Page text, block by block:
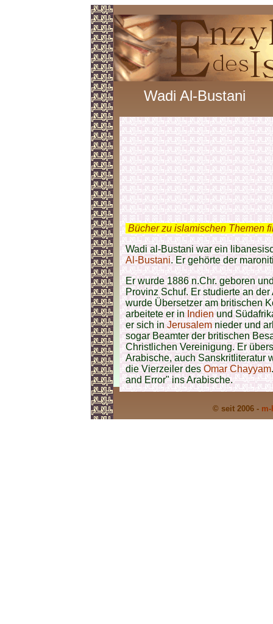
Wadi Al-Bustani
Bücher zu islamischen Themen
Wadi al-Bustani war ein
Al-Bustani. Er gehörte der
Er wurde 1886 n.Chr. geboren
Provinz Schuf. Er studierte an
wurde Übersetzer am britischen
arbeitete er in Indienund
er sich inJerusalemnieder und
sogar Beamter der britischen
Christlichen Vereinigung. Er
Arabische, auch Sanskritliteratur
die Vierzeiler desOmar Chayyam
and Error" ins Arabische.
© seit 2006 -